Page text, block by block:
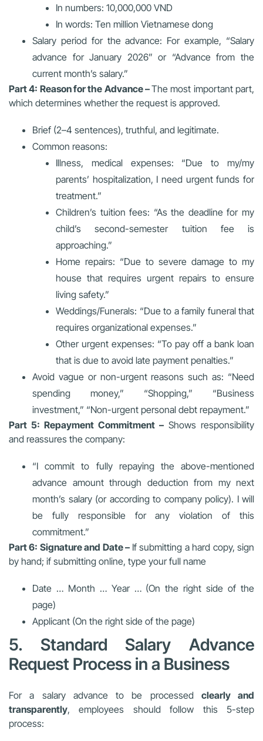
In numbers: 10,000,000 VND
In words: Ten million Vietnamese dong
Salary period for the advance: For example, “Salary
advance for January 2026” or “Advance from the
current month’s salary.”
Part 4: Reason for the Advance –The most important part,
which determines whether the request is approved.
Brief (2–4 sentences), truthful, and legitimate.
Common reasons:
Illness, medical expenses: “Due to my/my
parents’ hospitalization, I need urgent funds for
treatment.”
Children’s tuition fees: “As the deadline for my
child’s second-semester tuition fee is
approaching.”
Home repairs: “Due to severe damage to my
house that requires urgent repairs to ensure
living safety.”
Weddings/Funerals: “Due to a family funeral that
requires organizational expenses.”
Other urgent expenses: “To pay off a bank loan
that is due to avoid late payment penalties.”
Avoid vague or non-urgent reasons such as: “Need
spending money,” “Shopping,” “Business
investment,” “Non-urgent personal debt repayment.”
Part 5: Repayment Commitment – Shows responsibility
and reassures the company:
“I commit to fully repaying the above-mentioned
advance amount through deduction from my next
month’s salary (or according to company policy). I will
be fully responsible for any violation of this
commitment.”
Part 6: Signature and Date – If submitting a hard copy, sign
by hand; if submitting online, type your full name
Date … Month … Year … (On the right side of the
page)
Applicant (On the right side of the page)
5. Standard Salary Advance
Request Process in a Business
For a salary advance to be processed clearly and
transparently, employees should follow this 5-step
process: